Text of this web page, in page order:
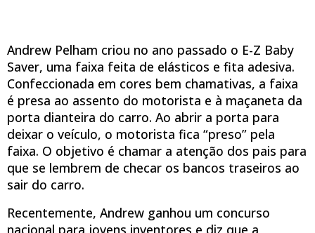
Andrew Pelham criou no ano passado o E-Z Baby
Saver, uma faixa feita de elásticos e fita adesiva.
Confeccionada em cores bem chamativas, a faixa
é presa ao assento do motorista e à maçaneta da
porta dianteira do carro. Ao abrir a porta para
deixar o veículo, o motorista fica “preso” pela
faixa. O objetivo é chamar a atenção dos pais para
que se lembrem de checar os bancos traseiros ao
sair do carro.
Recentemente, Andrew ganhou um concurso
nacional para jovens inventores e diz que a